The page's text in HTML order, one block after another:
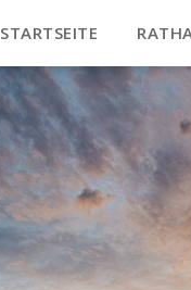
STARTSEITE